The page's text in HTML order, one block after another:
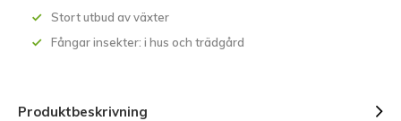
Stort utbud av växter
Fångar insekter: i hus och trädgård
Produktbeskrivning